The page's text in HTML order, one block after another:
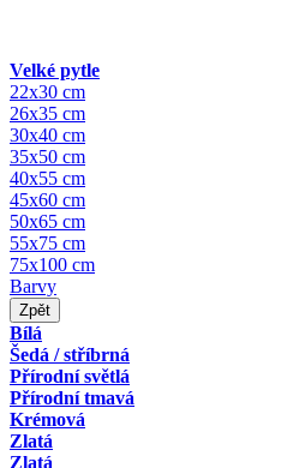
Velké pytle
22x30 cm
26x35 cm
30x40 cm
35x50 cm
40x55 cm
45x60 cm
50x65 cm
55x75 cm
75x100 cm
Barvy
Zpět
Bílá
Šedá / stříbrná
Přírodní světlá
Přírodní tmavá
Krémová
Zlatá
Zlatá